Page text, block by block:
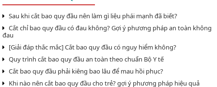
Sau khi cắt bao quy đầu nên làm gì liệu phái mạnh đã biết?
Cắt chỉ bao quy đầu có đau không? Gợi ý phương pháp an toàn không
đau
[Giải đáp thắc mắc] Cắt bao quy đầu có nguy hiểm không?
Quy trình cắt bao quy đầu an toàn theo chuẩn Bộ Y tế
Cắt bao quy đầu phải kiêng bao lâu để mau hồi phục?
Khi nào nên cắt bao quy đầu cho trẻ? gợi ý phương pháp hiệu quả